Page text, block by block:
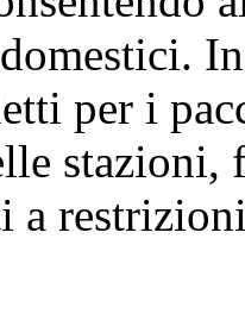
per i
stazioni,
a